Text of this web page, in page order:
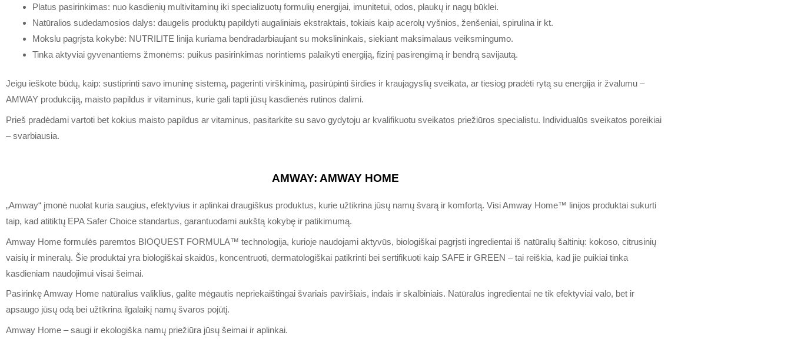
Platus pasirinkimas: nuo kasdienių multivitaminų iki specializuotų formulių energijai, imunitetui, odos, plaukų ir nagų būklei.
Natūralios sudedamosios dalys: daugelis produktų papildyti augaliniais ekstraktais, tokiais kaip acerolų vyšnios, ženšeniai, spirulina ir kt.
Mokslu pagrįsta kokybė: NUTRILITE linija kuriama bendradarbiaujant su mokslininkais, siekiant maksimalaus veiksmingumo.
Tinka aktyviai gyvenantiems žmonėms: puikus pasirinkimas norintiems palaikyti energiją, fizinį pasirengimą ir bendrą savijautą.
Jeigu ieškote būdų, kaip: sustiprinti savo imuninę sistemą, pagerinti virškinimą, pasirūpinti širdies ir kraujagyslių sveikata, ar tiesiog pradėti rytą su energija ir žvalumu –
AMWAY produkciją, maisto papildus ir vitaminus, kurie gali tapti jūsų kasdienės rutinos dalimi.
Prieš pradėdami vartoti bet kokius maisto papildus ar vitaminus, pasitarkite su savo gydytoju ar kvalifikuotu sveikatos priežiūros specialistu. Individualūs sveikatos poreikiai
– svarbiausia.
AMWAY: AMWAY HOME
„Amway“ įmonė nuolat kuria saugius, efektyvius ir aplinkai draugiškus produktus, kurie užtikrina jūsų namų švarą ir komfortą. Visi Amway Home™ linijos produktai sukurti
taip, kad atitiktų EPA Safer Choice standartus, garantuodami aukštą kokybę ir patikimumą.
Amway Home formulės paremtos BIOQUEST FORMULA™ technologija, kurioje naudojami aktyvūs, biologiškai pagrįsti ingredientai iš natūralių šaltinių: kokoso, citrusinių
vaisių ir mineralų. Šie produktai yra biologiškai skaidūs, koncentruoti, dermatologiškai patikrinti bei sertifikuoti kaip SAFE ir GREEN – tai reiškia, kad jie puikiai tinka
kasdieniam naudojimui visai šeimai.
Pasirinkę Amway Home natūralius valiklius, galite mėgautis nepriekaištingai švariais paviršiais, indais ir skalbiniais. Natūralūs ingredientai ne tik efektyviai valo, bet ir
apsaugo jūsų odą bei užtikrina ilgalaikį namų švaros pojūtį.
Amway Home – saugi ir ekologiška namų priežiūra jūsų šeimai ir aplinkai.